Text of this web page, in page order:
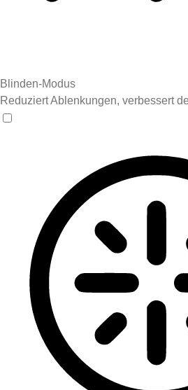
Blinden-Modus
Reduziert Ablenkungen, verbessert